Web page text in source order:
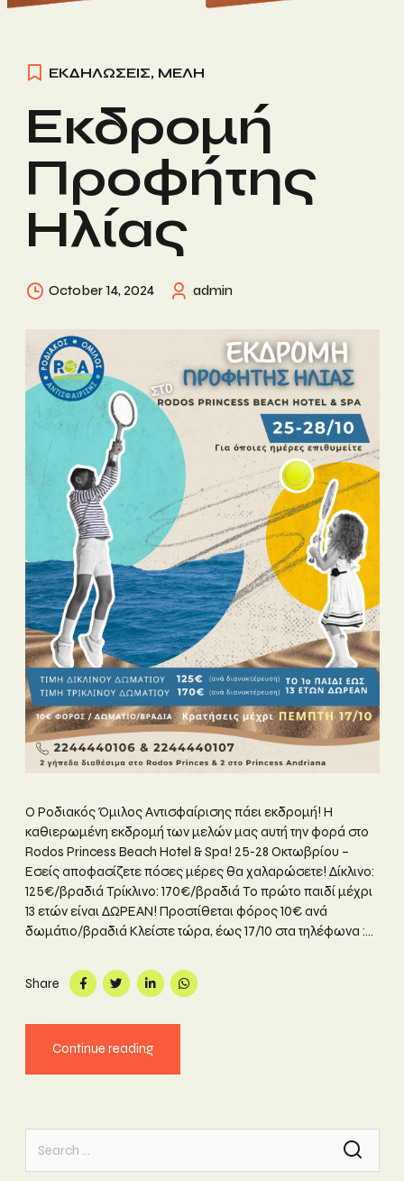
ΕΚΔΗΛΩΣΕΙΣ, ΜΕΛΗ
Εκδρομή
Προφήτης
Ηλίας
October 14, 2024 admin
Ο Ροδιακός Όμιλος Αντισφαίρισης πάει εκδρομή! Η
καθιερωμένη εκδρομή των μελών μας αυτή την φορά στο
Rodos Princess Beach Hotel & Spa! 25-28 Οκτωβρίου –
Εσείς αποφασίζετε πόσες μέρες θα χαλαρώσετε! Δίκλινο:
125€/βραδιά Τρίκλινο: 170€/βραδιά Το πρώτο παιδί μέχρι
13 ετών είναι ΔΩΡΕΑΝ! Προστίθεται φόρος 10€ ανά
δωμάτιο/βραδιά Κλείστε τώρα, έως 17/10 στα τηλέφωνα :...
Share
Continue reading
for: